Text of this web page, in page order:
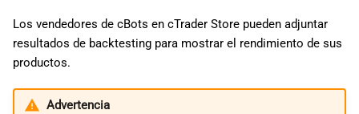
Los vendedores de cBots en cTrader Store pueden adjuntar
resultados de backtesting para mostrar el rendimiento de sus
productos.
Advertencia